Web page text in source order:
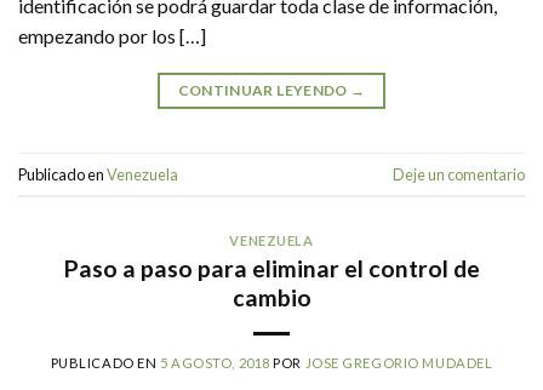
identificación se podrá guardar toda clase de información,
empezando por los […]
CONTINUAR LEYENDO →
Publicado enVenezuela Deje un comentario
VENEZUELA
Paso a paso para eliminar el control de
cambio
PUBLICADO EN 5 AGOSTO, 2018 POR JOSE GREGORIO MUDADEL